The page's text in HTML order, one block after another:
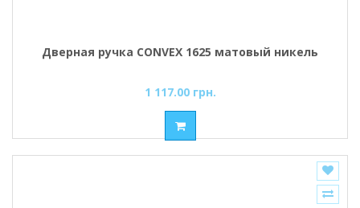
Дверная ручка CONVEX 1625 матовый никель
1 117.00 грн.